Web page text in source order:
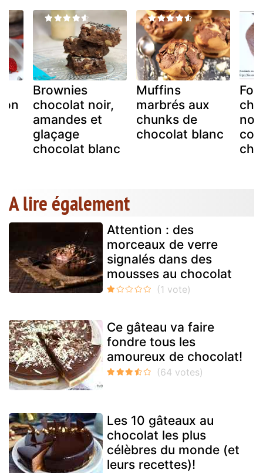
Brownies
chocolat noir,
amandes et
glaçage
chocolat blanc
Muffins
marbrés aux
chunks de
chocolat blanc
A lire également
Attention : des
morceaux de verre
signalés dans des
mousses au chocolat
Ce gâteau va faire
fondre tous les
amoureux de chocolat!
Les 10 gâteaux au
chocolat les plus
célèbres du monde (et
leurs recettes)!